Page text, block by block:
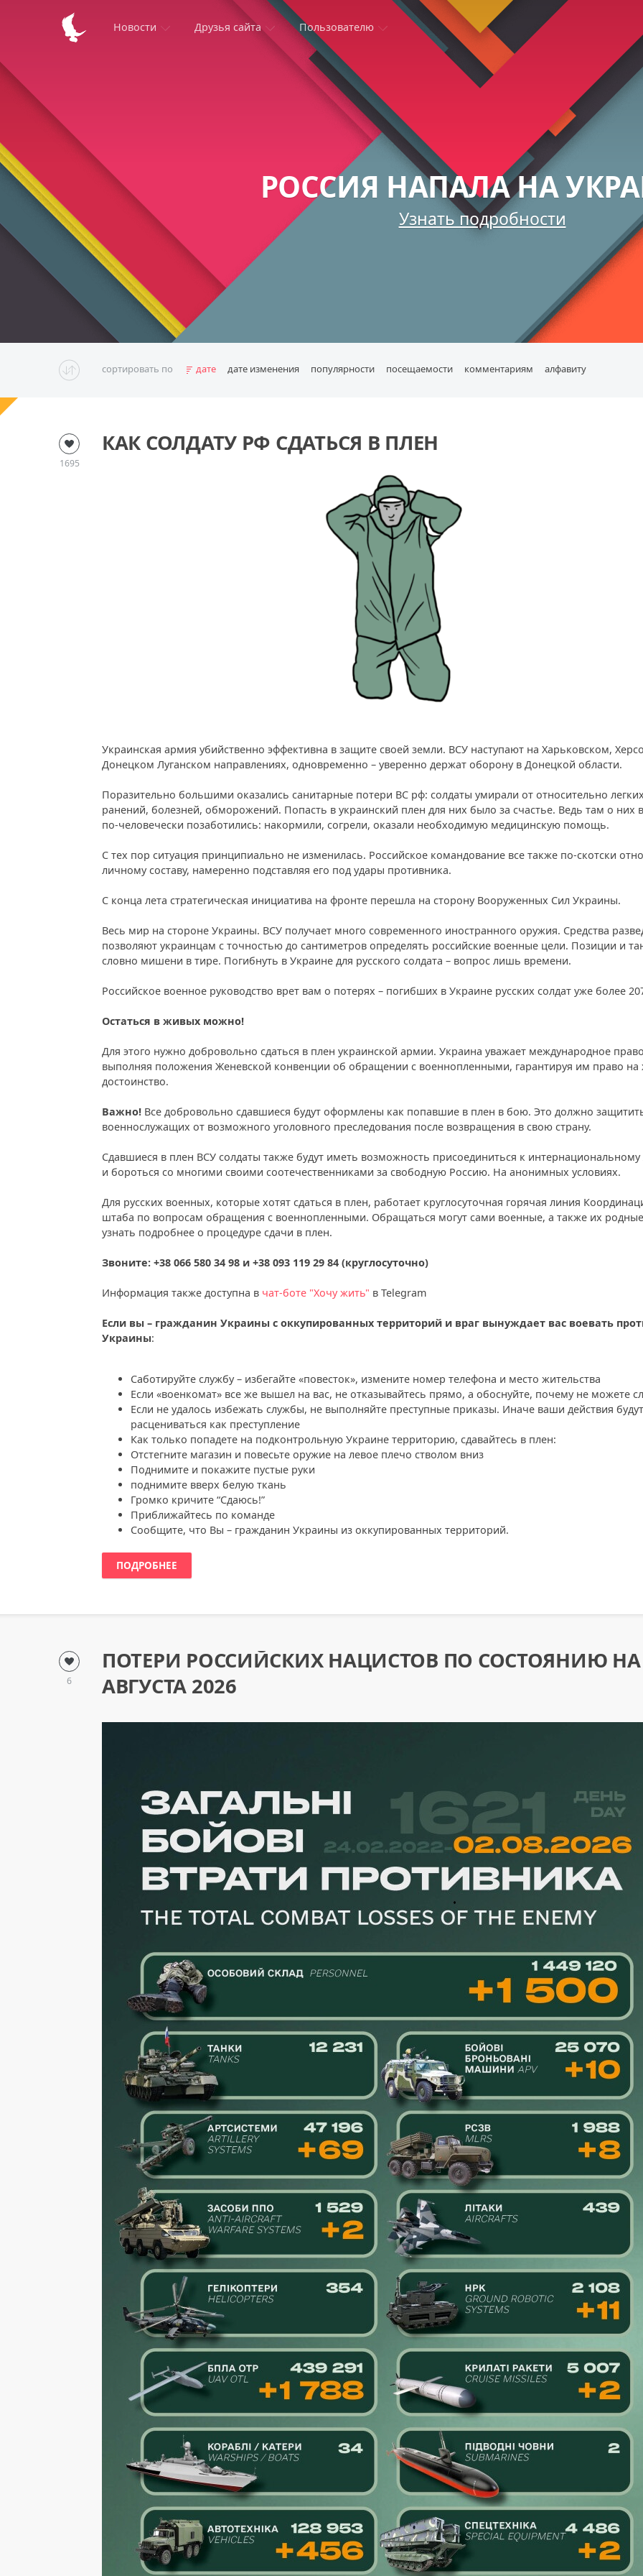
Новости Друзья сайта Пользователю
РОССИЯ НАПАЛА НА
Узнать подробности
сортировать по дате дате изменения популярности посещаемости комментариям алфавиту
КАК СОЛДАТУ РФ СДАТЬСЯ В ПЛЕН
1695
Украинская армия убийственно эффективна в защите своей земли. ВСУ наступают на Харьковском,
Донецком Луганском направлениях, одновременно – уверенно держат оборону в Донецкой области.
Поразительно большими оказались санитарные потери ВС рф: солдаты умирали от относительно легких
ранений, болезней, обморожений. Попасть в украинский плен для них было за счастье. Ведь там о них
по-человечески позаботились: накормили, согрели, оказали необходимую медицинскую помощь.
С тех пор ситуация принципиально не изменилась. Российское командование все также по-скотски
личному составу, намеренно подставляя его под удары противника.
С конца лета стратегическая инициатива на фронте перешла на сторону Вооруженных Сил Украины.
Весь мир на стороне Украины. ВСУ получает много современного иностранного оружия. Средства
позволяют украинцам с точностью до сантиметров определять российские военные цели. Позиции и
словно мишени в тире. Погибнуть в Украине для русского солдата – вопрос лишь времени.
Российское военное руководство врет вам о потерях – погибших в Украине русских солдат уже более
Остаться в живых можно!
Для этого нужно добровольно сдаться в плен украинской армии. Украина уважает международное
выполняя положения Женевской конвенции об обращении с военнопленными, гарантируя им право на
достоинство.
Важно! Все добровольно сдавшиеся будут оформлены как попавшие в плен в бою. Это должно
военнослужащих от возможного уголовного преследования после возвращения в свою страну.
Сдавшиеся в плен ВСУ солдаты также будут иметь возможность присоединиться к интернациональному
и бороться со многими своими соотечественниками за свободную Россию. На анонимных условиях.
Для русских военных, которые хотят сдаться в плен, работает круглосуточная горячая линия
штаба по вопросам обращения с военнопленными. Обращаться могут сами военные, а также их
узнать подробнее о процедуре сдачи в плен.
Звоните: +38 066 580 34 98 и +38 093 119 29 84 (круглосуточно)
Информация также доступна в чат-боте "Хочу жить" в Telegram
Если вы – гражданин Украины с оккупированных территорий и враг вынуждает вас воевать
Украины:
Саботируйте службу – избегайте «повесток», измените номер телефона и место жительства
Если «военкомат» все же вышел на вас, не отказывайтесь прямо, а обоснуйте, почему не можете
Если не удалось избежать службы, не выполняйте преступные приказы. Иначе ваши действия будут
расцениваться как преступление
Как только попадете на подконтрольную Украине территорию, сдавайтесь в плен:
Отстегните магазин и повесьте оружие на левое плечо стволом вниз
Поднимите и покажите пустые руки
поднимите вверх белую ткань
Громко кричите “Сдаюсь!”
Приближайтесь по команде
Сообщите, что Вы – гражданин Украины из оккупированных территорий.
ПОДРОБНЕЕ
ПОТЕРИ РОССИЙСКИХ НАЦИСТОВ ПО СОСТОЯНИЮ НА
АВГУСТА 2026
6